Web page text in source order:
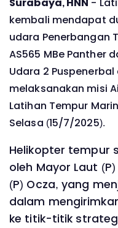
kembali mendapat
udara Penerbangan
AS565 MBe Panther
Udara 2
melaksanakan misi
Latihan Tempur
Selasa (15/7/2025).
Helikopter tempur
oleh Mayor Laut
(P) Ocza, yang
dalam
ke titik-titik